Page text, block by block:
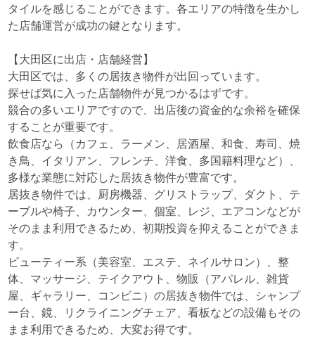
タイルを感じることができます。各エリアの特徴を生かし
た店舗運営が成功の鍵となります。
【大田区に出店・店舗経営】
大田区では、多くの居抜き物件が出回っています。
探せば気に入った店舗物件が見つかるはずです。
競合の多いエリアですので、出店後の資金的な余裕を確保
することが重要です。
飲食店なら（カフェ、ラーメン、居酒屋、和食、寿司、焼
き鳥、イタリアン、フレンチ、洋食、多国籍料理など）、
多様な業態に対応した居抜き物件が豊富です。
居抜き物件では、厨房機器、グリストラップ、ダクト、テ
ーブルや椅子、カウンター、個室、レジ、エアコンなどが
そのまま利用できるため、初期投資を抑えることができま
す。
ビューティー系（美容室、エステ、ネイルサロン）、整
体、マッサージ、テイクアウト、物販（アパレル、雑貨
屋、ギャラリー、コンビニ）の居抜き物件では、シャンプ
ー台、鏡、リクライニングチェア、看板などの設備もその
まま利用できるため、大変お得です。